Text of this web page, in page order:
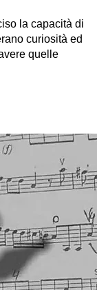
la capacità di
curiosità ed
quelle